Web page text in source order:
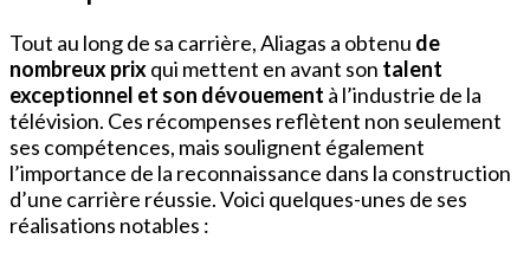
Tout au long de sa carrière, Aliagas a obtenu de
nombreux prixqui mettent en avant son talent
exceptionnel et son dévouement à l’industrie de la
télévision. Ces récompenses reflètent non seulement
ses compétences, mais soulignent également
l’importance de la reconnaissance dans la construction
d’une carrière réussie. Voici quelques-unes de ses
réalisations notables :